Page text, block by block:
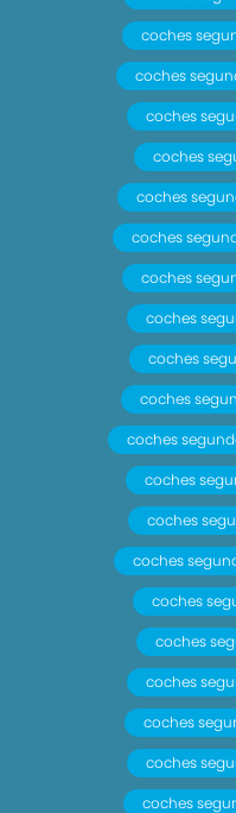
coches
coches
coches
coches
coches
coches
coches
coches
coches
coches
coches
coches
coches
coches
coches
coches
coches
coches
coches
coches